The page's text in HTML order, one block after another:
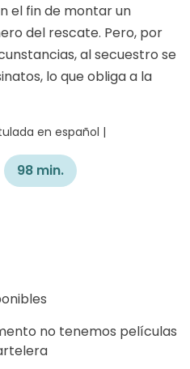
el fin de montar un
del rescate. Pero, por
al secuestro se
lo que obliga a la
en español |
98 min.
no tenemos películas